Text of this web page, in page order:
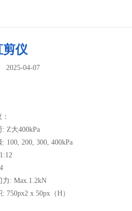
剪仪
2025-04-07
Z大400kPa
100, 200, 300, 400kPa
力: Max.1.2kN
750px2 x 50px（H）